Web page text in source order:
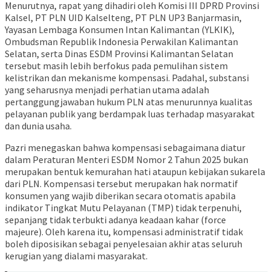
Menurutnya, rapat yang dihadiri oleh Komisi III DPRD Provinsi
Kalsel, PT PLN UID Kalselteng, PT PLN UP3 Banjarmasin,
Yayasan Lembaga Konsumen Intan Kalimantan (YLKIK),
Ombudsman Republik Indonesia Perwakilan Kalimantan
Selatan, serta Dinas ESDM Provinsi Kalimantan Selatan
tersebut masih lebih berfokus pada pemulihan sistem
kelistrikan dan mekanisme kompensasi. Padahal, substansi
yang seharusnya menjadi perhatian utama adalah
pertanggungjawaban hukum PLN atas menurunnya kualitas
pelayanan publik yang berdampak luas terhadap masyarakat
dan dunia usaha.
Pazri menegaskan bahwa kompensasi sebagaimana diatur
dalam Peraturan Menteri ESDM Nomor 2 Tahun 2025 bukan
merupakan bentuk kemurahan hati ataupun kebijakan sukarela
dari PLN. Kompensasi tersebut merupakan hak normatif
konsumen yang wajib diberikan secara otomatis apabila
indikator Tingkat Mutu Pelayanan (TMP) tidak terpenuhi,
sepanjang tidak terbukti adanya keadaan kahar (force
majeure). Oleh karena itu, kompensasi administratif tidak
boleh diposisikan sebagai penyelesaian akhir atas seluruh
kerugian yang dialami masyarakat.